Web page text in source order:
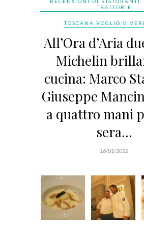
TRATTORIE
TOSCANA VOGLIO
All’Ora d’Aria
Michelin
cucina: Marco
Giuseppe
a quattro mani
sera…
16/01/2012